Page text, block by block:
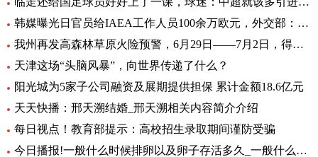
韩媒曝光日官员给IAEA工作人员100余万欧元，外交部：日政府有责任作出解释 环球热文
我州再发高森林草原火险预警，6月29日——7月2日，得荣县为黄色预警区域
天津这场“头脑风暴”，向世界传递了什么？
阳光城为5家子公司融资及展期提供担保 累计金额18.6亿元
天天快播：邢天溯结婚_邢天溯相关内容简介介绍
每日视点！教育部提示：高校招生录取期间谨防受骗
今日播报!一般什么时候排卵以及卵子存活多久_一般什么时候排卵